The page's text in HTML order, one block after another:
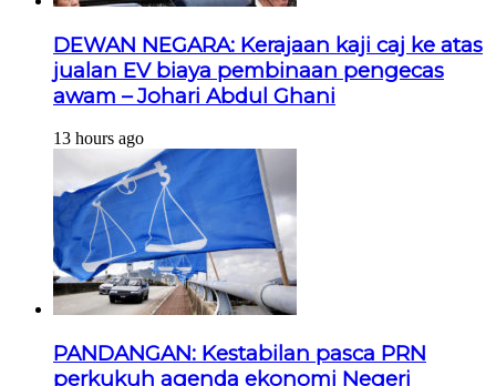
DEWAN NEGARA: Kerajaan kaji caj ke atas
jualan EV biaya pembinaan pengecas
awam – Johari Abdul Ghani
13 hours ago
PANDANGAN: Kestabilan pasca PRN
perkukuh agenda ekonomi Negeri